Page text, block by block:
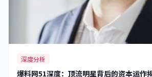
深度分析
爆料网51深度：顶流明星背后的资本运作